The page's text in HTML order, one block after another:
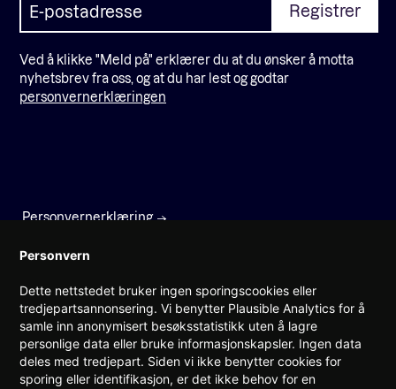
Prinsens gate 22
0157 Oslo
(+47) 960 08 142
post@teknorge.no
Ved å klikke "Meld på" erklærer du at du ønsker å motta
nyhetsbrev fra oss, og at du har lest og godtar
personvernerklæringen
Personvernerklæring
Personvern
Dette nettstedet bruker ingen sporingscookies eller
tredjepartsannonsering. Vi benytter Plausible Analytics for å
samle inn anonymisert besøksstatistikk uten å lagre
personlige data eller bruke informasjonskapsler. Ingen data
deles med tredjepart. Siden vi ikke benytter cookies for
sporing eller identifikasjon, er det ikke behov for en